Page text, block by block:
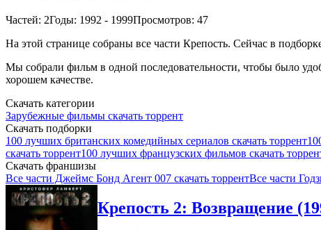
Частей: 2Годы: 1992 - 1999Просмотров: 47
На этой странице собраны все части Крепость. Сейчас в
Мы собрали фильм в одной последовательности, чтобы было
хорошем качестве.
Скачать категории
Зарубежные фильмы скачать торрент
Скачать подборки
100 лучших британских комедийных сериалов скачать торрент
скачать торрент100 лучших французских фильмов скачать
Скачать франшизы
Все части Джеймс Бонд Агент 007 скачать торрентВсе части
Крепость 2: Возвращение